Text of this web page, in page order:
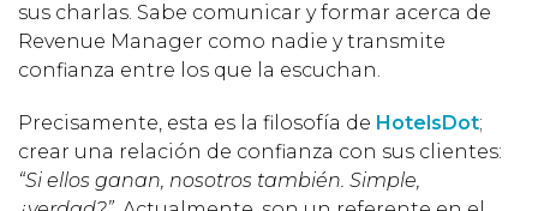
sus charlas. Sabe comunicar y formar acerca de
Revenue Manager como nadie y transmite
confianza entre los que la escuchan.
Precisamente, esta es la filosofía de HotelsDot;
crear una relación de confianza con sus clientes:
“Si ellos ganan, nosotros también. Simple,